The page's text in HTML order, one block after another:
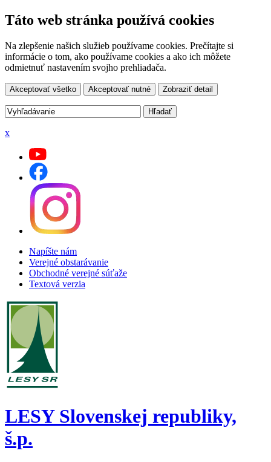
Táto web stránka používá cookies
Na zlepšenie našich služieb používame cookies. Prečítajte si
informácie o tom, ako používame cookies a ako ich môžete
odmietnuť nastavením svojho prehliadača.
Akceptovať všetko Akceptovať nutné Zobraziť detail
x
Napíšte nám
Verejné obstarávanie
Obchodné verejné súťaže
Textová verzia
LESY Slovenskej republiky,
š.p.